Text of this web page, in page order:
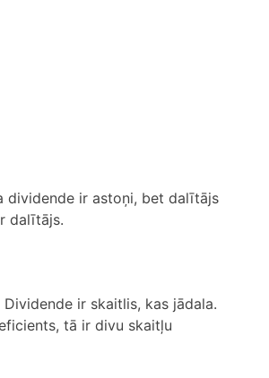
dividende ir astoņi, bet dalītājs
dalītājs.
ir skaitlis, kas jādala.
tā ir divu skaitļu